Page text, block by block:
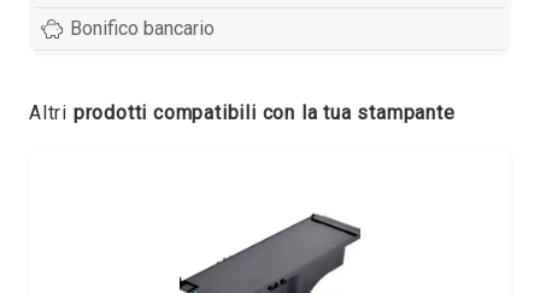
Bonifico bancario
Altri prodotti compatibili con la tua stampante